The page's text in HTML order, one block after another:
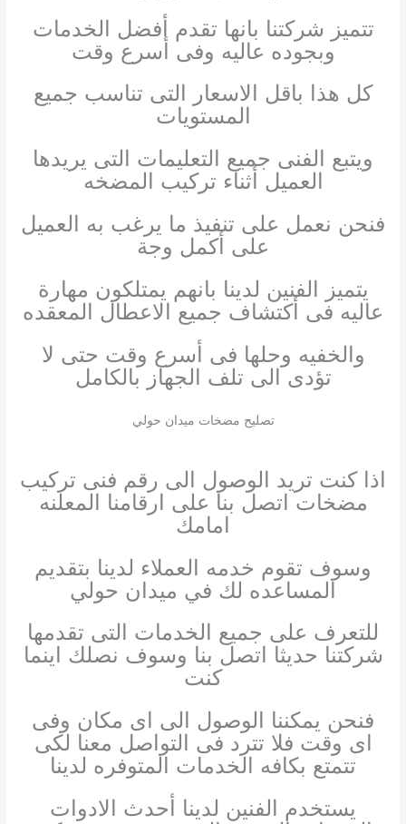
تتميز شركتنا بانها تقدم أفضل الخدمات
وبجوده عاليه وفى أسرع وقت
كل هذا باقل الاسعار التى تناسب جميع
المستويات
ويتبع الفنى جميع التعليمات التى يريدها
العميل أثناء تركيب المضخه
فنحن نعمل على تنفيذ ما يرغب به العميل
على أكمل وجة
يتميز الفنين لدينا بانهم يمتلكون مهارة
عاليه فى أكتشاف جميع الاعطال المعقده
والخفيه وحلها فى أسرع وقت حتى لا
تؤدى الى تلف الجهاز بالكامل
تصليح مضخات ميدان حولي
اذا كنت تريد الوصول الى رقم فنى تركيب
مضخات اتصل بنا على ارقامنا المعلنه
امامك
وسوف تقوم خدمه العملاء لدينا بتقديم
المساعده لك في ميدان حولي
للتعرف على جميع الخدمات التى تقدمها
شركتنا حديثا اتصل بنا وسوف نصلك اينما
كنت
فنحن يمكننا الوصول الى اى مكان وفى
اى وقت فلا تترد فى التواصل معنا لكى
تتمتع بكافه الخدمات المتوفره لدينا
يستخدم الفنين لدينا أحدث الادوات